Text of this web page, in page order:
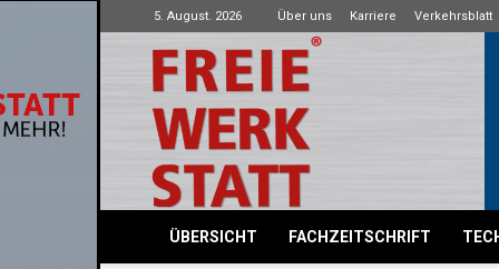
5. August. 2026 Über uns Karriere Verkehrsblatt
Freie
Werkstatt
ÜBERSICHT FACHZEITSCHRIFT